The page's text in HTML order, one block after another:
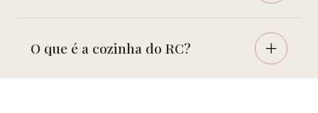
O que é a cozinha do RC?